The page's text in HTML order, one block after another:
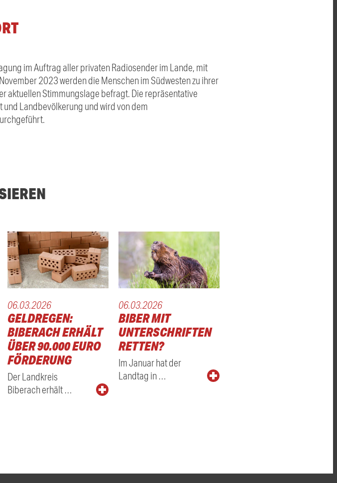
im Auftrag aller privaten Radiosender im Lande, mit
2023 werden die Menschen im Südwesten zu ihrer
aktuellen Stimmungslage befragt. Die repräsentative
Landbevölkerung und wird von dem
06.03.2026
GELDREGEN:
BIBERACH ERHÄLT
ÜBER 90.000 EURO
FÖRDERUNG
Der Landkreis
Biberach erhält …
06.03.2026
BIBER MIT
UNTERSCHRIFTEN
RETTEN?
Im Januar hat der
Landtag in …